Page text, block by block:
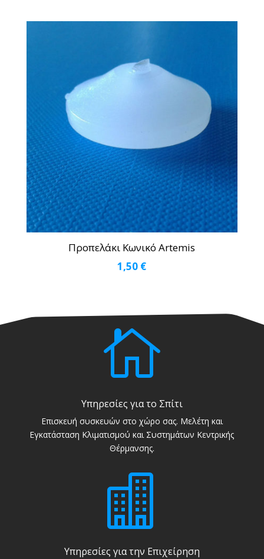
Προπελάκι Κωνικό Artemis
1,50 €

Υπηρεσίες για το Σπίτι
Επισκευή συσκευών στο χώρο σας. Μελέτη και
Εγκατάσταση Κλιματισμού και Συστημάτων Κεντρικής
Θέρμανσης.

Υπηρεσίες για την Επιχείρηση